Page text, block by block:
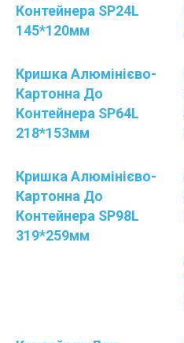
Контейнера SP24L
145*120мм
Кришка Алюмінієво-
Картонна До
Контейнера SP64L
218*153мм
Кришка Алюмінієво-
Картонна До
Контейнера SP98L
319*259мм